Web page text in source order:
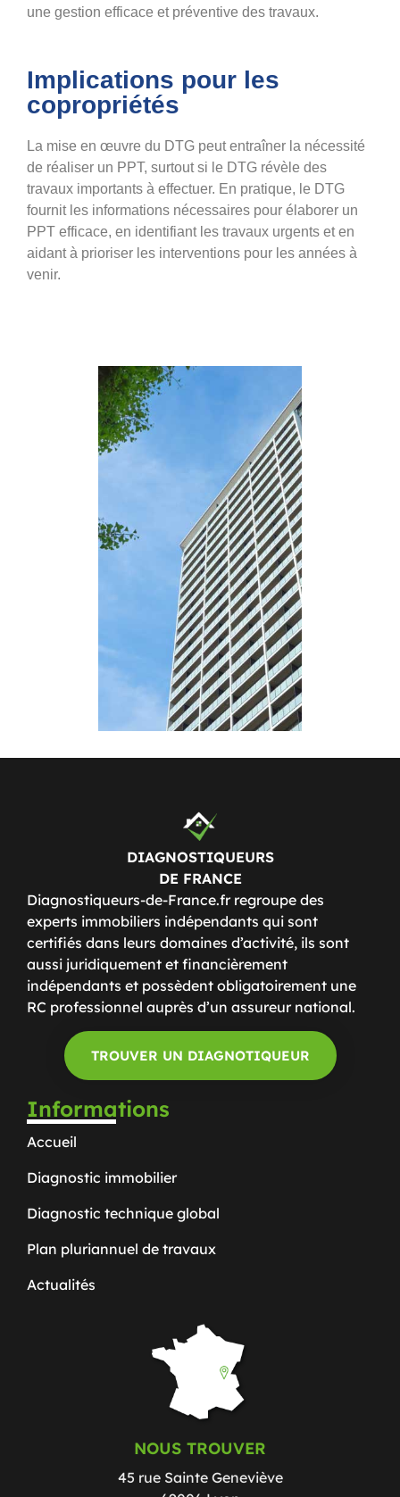
une gestion efficace et préventive des travaux​​.
Implications pour les
copropriétés
La mise en œuvre du DTG peut entraîner la nécessité
de réaliser un PPT, surtout si le DTG révèle des
travaux importants à effectuer. En pratique, le DTG
fournit les informations nécessaires pour élaborer un
PPT efficace, en identifiant les travaux urgents et en
aidant à prioriser les interventions pour les années à
venir.
DIAGNOSTIQUEURS
DE FRANCE
Diagnostiqueurs-de-France.fr regroupe des
experts immobiliers indépendants qui sont
certifiés dans leurs domaines d’activité, ils sont
aussi juridiquement et financièrement
indépendants et possèdent obligatoirement une
RC professionnel auprès d’un assureur national.
TROUVER UN DIAGNOTIQUEUR
Informations
Accueil
Diagnostic immobilier
Diagnostic technique global
Plan pluriannuel de travaux
Actualités
NOUS TROUVER
45 rue Sainte Geneviève